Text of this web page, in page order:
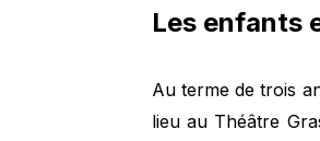
Les enfants
Au terme de trois
lieu au Théâtre